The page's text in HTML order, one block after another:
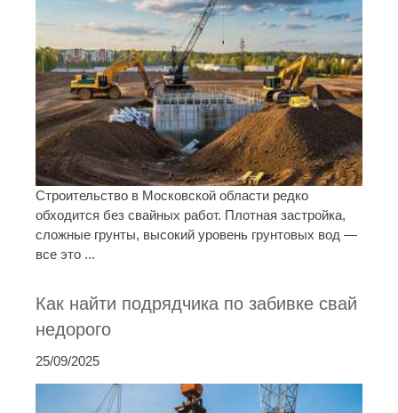
Строительство в Московской области редко
обходится без свайных работ. Плотная застройка,
сложные грунты, высокий уровень грунтовых вод —
все это ...
Как найти подрядчика по забивке свай
недорого
25/09/2025